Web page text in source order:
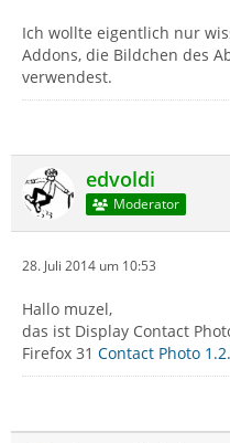
Ich wollte eigentlich nur
Addons, die Bildchen des
verwendest.
edvoldi
Moderator
28. Juli 2014 um 10:53
Hallo muzel,
das ist Display Contact
Firefox 31 Contact Photo